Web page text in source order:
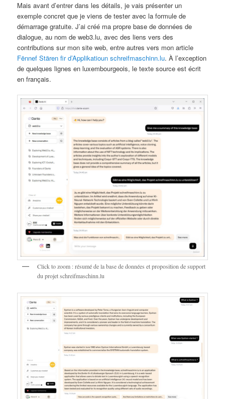
Mais avant d’entrer dans les détails, je vais présenter un
exemple concret que je viens de tester avec la formule de
démarrage gratuite. J’ai créé ma propre base de données de
dialogue, au nom de web3.lu, avec des liens vers des
contributions sur mon site web, entre autres vers mon article
Fënnef Stären fir d’Applikatioun schreifmaschinn.lu. À l’exception
de quelques lignes en luxembourgeois, le texte source est écrit
en français.
Click to zoom : résumé de la base de données et proposition de support
du projet schreifmaschinn.lu